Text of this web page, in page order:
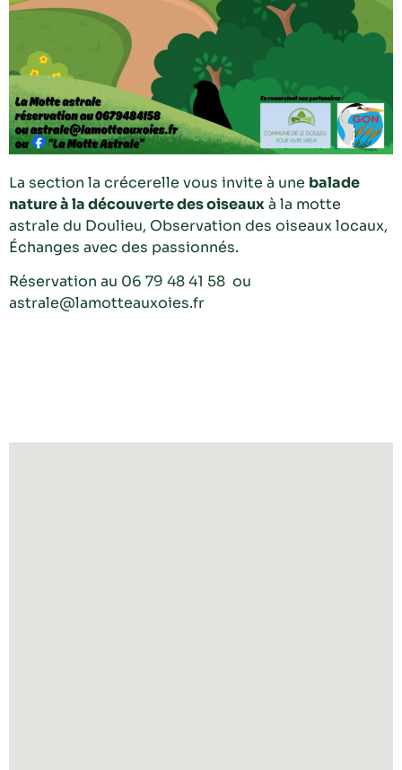
La section la crécerelle vous invite à une balade
nature à la découverte des oiseauxà la motte
astrale du Doulieu, Observation des oiseaux locaux,
Échanges avec des passionnés.
Réservation au 06 79 48 41 58 ou
astrale@lamotteauxoies.fr